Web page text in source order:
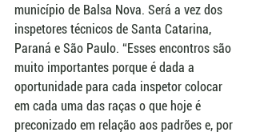
município de Balsa Nova. Será a vez dos
inspetores técnicos de Santa Catarina,
Paraná e São Paulo. “Esses encontros são
muito importantes porque é dada a
oportunidade para cada inspetor colocar
em cada uma das raças o que hoje é
preconizado em relação aos padrões e, por